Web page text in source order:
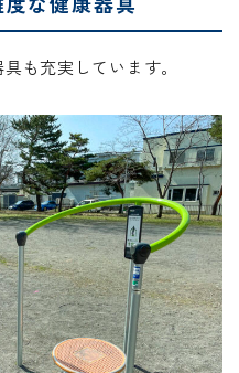
も充実しています。